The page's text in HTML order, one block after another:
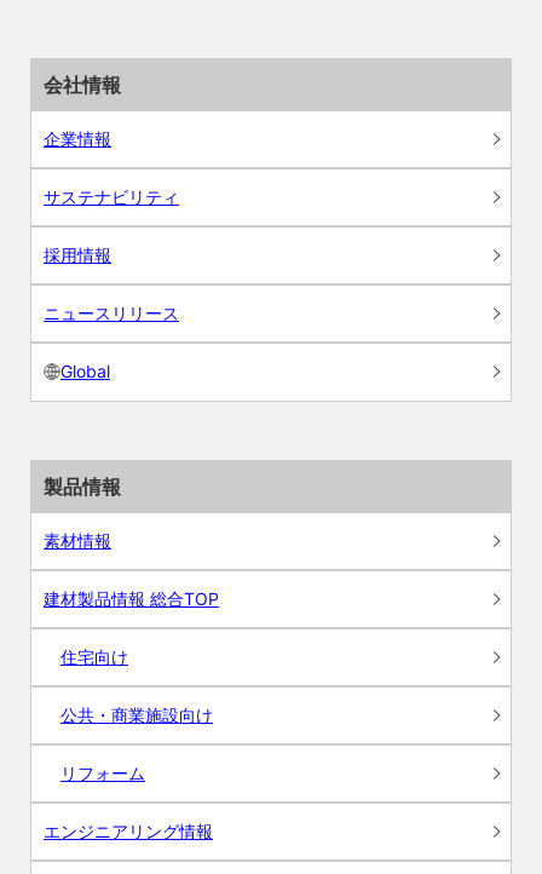
会社情報
企業情報
サステナビリティ
採用情報
ニュースリリース
Global
製品情報
素材情報
建材製品情報 総合TOP
住宅向け
公共・商業施設向け
リフォーム
エンジニアリング情報